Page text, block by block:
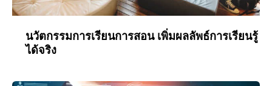
นวัตกรรมการเรียนการสอน เพิ่มผลลัพธ์การเรียนรู้
ได้จริง